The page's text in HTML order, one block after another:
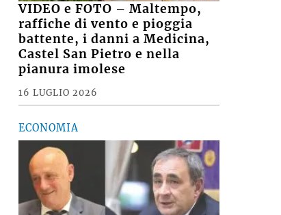
VIDEO e FOTO – Maltempo,
raffiche di vento e pioggia
battente, i danni a Medicina,
Castel San Pietro e nella
pianura imolese
16 LUGLIO 2026
ECONOMIA